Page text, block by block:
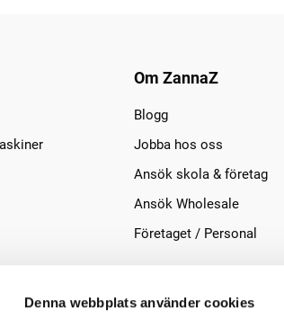
Denna webbplats använder cookies
Om ZannaZ
Blogg
Jobba hos oss
Ansök skola & företag
Ansök Wholesale
Företaget / Personal